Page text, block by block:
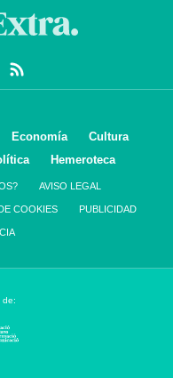
Economía
Cultura
Hemeroteca
AVISO LEGAL
COOKIES PUBLICIDAD
de: